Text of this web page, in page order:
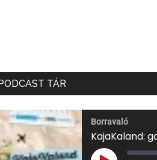
TÁR
Borravaló